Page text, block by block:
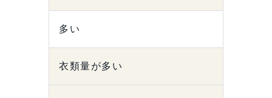
多い
衣類量が多い